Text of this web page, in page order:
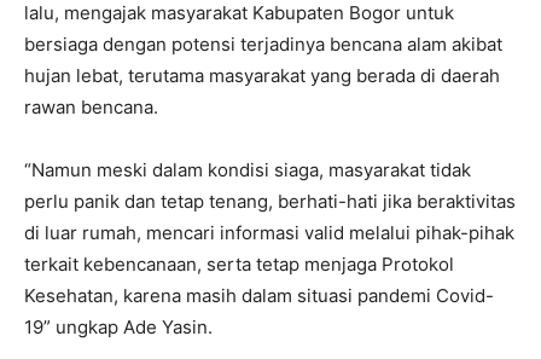
lalu, mengajak masyarakat Kabupaten Bogor untuk
bersiaga dengan potensi terjadinya bencana alam akibat
hujan lebat, terutama masyarakat yang berada di daerah
rawan bencana.
“Namun meski dalam kondisi siaga, masyarakat tidak
perlu panik dan tetap tenang, berhati-hati jika beraktivitas
di luar rumah, mencari informasi valid melalui pihak-pihak
terkait kebencanaan, serta tetap menjaga Protokol
Kesehatan, karena masih dalam situasi pandemi Covid-
19” ungkap Ade Yasin.